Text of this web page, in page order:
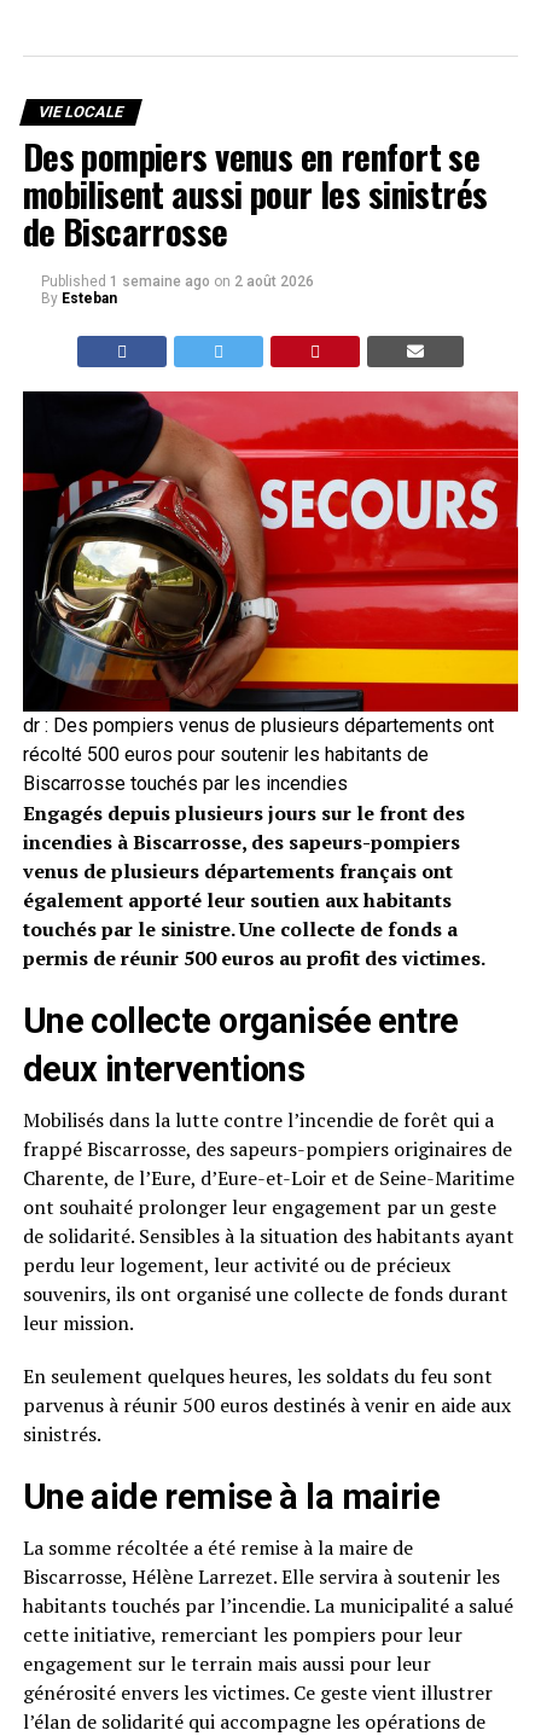
VIE LOCALE
Des pompiers venus en renfort se
mobilisent aussi pour les sinistrés
de Biscarrosse
Published 1 semaine ago on 2 août 2026
By Esteban
dr : Des pompiers venus de plusieurs départements ont
récolté 500 euros pour soutenir les habitants de
Biscarrosse touchés par les incendies
Engagés depuis plusieurs jours sur le front des
incendies à Biscarrosse, des sapeurs-pompiers
venus de plusieurs départements français ont
également apporté leur soutien aux habitants
touchés par le sinistre. Une collecte de fonds a
permis de réunir 500 euros au profit des victimes.
Une collecte organisée entre
deux interventions
Mobilisés dans la lutte contre l’incendie de forêt qui a
frappé Biscarrosse, des sapeurs-pompiers originaires de
Charente, de l’Eure, d’Eure-et-Loir et de Seine-Maritime
ont souhaité prolonger leur engagement par un geste
de solidarité. Sensibles à la situation des habitants ayant
perdu leur logement, leur activité ou de précieux
souvenirs, ils ont organisé une collecte de fonds durant
leur mission.
En seulement quelques heures, les soldats du feu sont
parvenus à réunir 500 euros destinés à venir en aide aux
sinistrés.
Une aide remise à la mairie
La somme récoltée a été remise à la maire de
Biscarrosse, Hélène Larrezet. Elle servira à soutenir les
habitants touchés par l’incendie. La municipalité a salué
cette initiative, remerciant les pompiers pour leur
engagement sur le terrain mais aussi pour leur
générosité envers les victimes. Ce geste vient illustrer
l’élan de solidarité qui accompagne les opérations de